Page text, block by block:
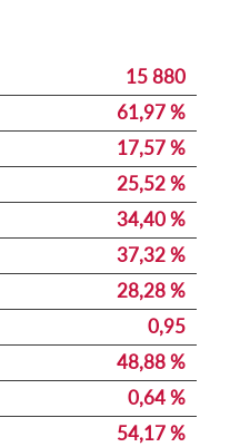
15 880
61,97 %
17,57 %
25,52 %
34,40 %
37,32 %
28,28 %
0,95
48,88 %
0,64 %
54,17 %